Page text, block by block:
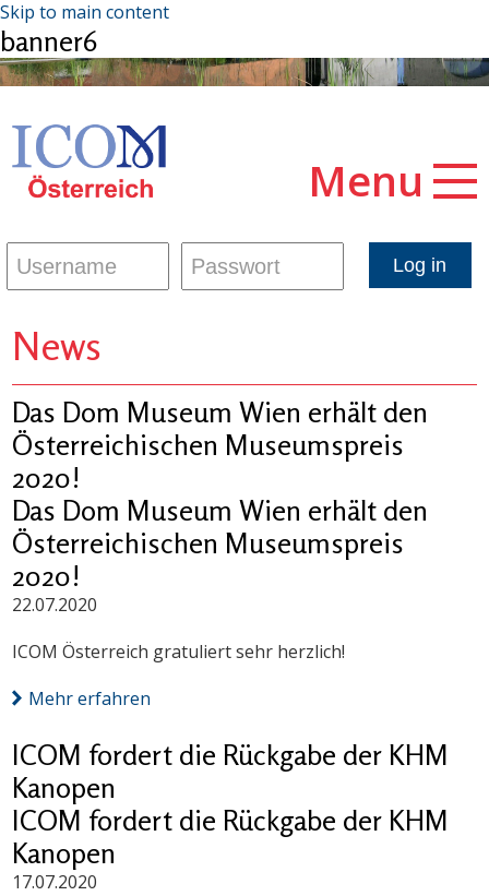
Skip to main content
banner6
Menu
News
Das Dom Museum Wien erhält den
Österreichischen Museumspreis
2020!
Das Dom Museum Wien erhält den
Österreichischen Museumspreis
2020!
22.07.2020
ICOM Österreich gratuliert sehr herzlich!
Mehr erfahren
ICOM fordert die Rückgabe der KHM
Kanopen
ICOM fordert die Rückgabe der KHM
Kanopen
17.07.2020